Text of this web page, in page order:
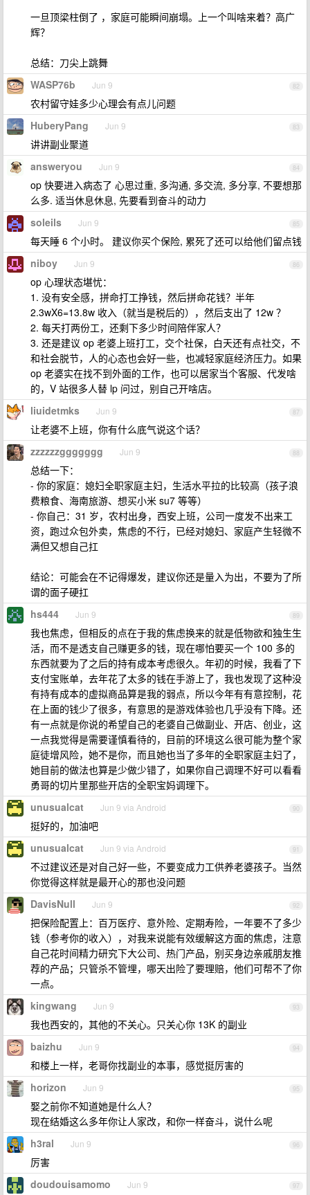
一旦顶梁柱倒了 ，家庭可能瞬间崩塌。上一个叫啥来着？高广
辉？
总结：刀尖上跳舞
82
WASP76b Jun 9
农村留守娃多少心理会有点儿问题
83
HuberyPang Jun 9
讲讲副业聚道
84
answeryou Jun 9
op 快要进入病态了 心思过重, 多沟通, 多交流, 多分享, 不要想那
么多. 适当休息休息, 先要看到奋斗的动力
85
soleils Jun 9
每天睡 6 个小时。 建议你买个保险, 累死了还可以给他们留点钱
86
niboy Jun 9
op 心理状态堪忧：
1. 没有安全感，拼命打工挣钱，然后拼命花钱？半年
2.3wX6=13.8w 收入（就当是税后的），然后支出了 12w ？
2. 每天打两份工，还剩下多少时间陪伴家人？
3. 还是建议 op 老婆上班打工，交个社保，白天还有点社交，不
和社会脱节，人的心态也会好一些，也减轻家庭经济压力。如果
op 老婆实在找不到外面的工作，也可以居家当个客服、代发啥
的，V 站很多人替 lp 问过，别自己开啥店。
87
liuidetmks Jun 9
让老婆不上班，你有什么底气说这个话？
88
zzzzzzggggggg Jun 9
总结一下：
- 你的家庭：媳妇全职家庭主妇，生活水平拉的比较高（孩子浪
费粮食、海南旅游、想买小米 su7 等等）
- 你自己：31 岁，农村出身，西安上班，公司一度发不出来工
资，跑过众包外卖，焦虑的不行，已经对媳妇、家庭产生轻微不
满但又想自己扛
结论：可能会在不记得爆发，建议你还是量入为出，不要为了所
谓的面子硬扛
89
hs444 Jun 9
我也焦虑，但相反的点在于我的焦虑换来的就是低物欲和独生生
活，而不是透支自己赚更多的钱，现在哪怕要买一个 100 多的
东西就要为了之后的持有成本考虑很久。年初的时候，我看了下
支付宝账单，去年花了太多的钱在手游上了，我也发现了这种没
有持有成本的虚拟商品算是我的弱点，所以今年有有意控制，花
在上面的钱少了很多，有意思的是游戏体验也几乎没有下降。还
有一点就是你说的希望自己的老婆自己做副业、开店、创业，这
一点我觉得是需要谨慎看待的，目前的环境这么很可能为整个家
庭徒增风险，她不是你，而且她也当了多年的全职家庭主妇了，
她目前的做法也算是少做少错了，如果你自己调理不好可以看看
勇哥的切片里那些开店的全职宝妈调理下。
90
unusualcat Jun 9 via Android
挺好的，加油吧
91
unusualcat Jun 9 via Android
不过建议还是对自己好一些，不要变成力工供养老婆孩子。当然
你觉得这样就是最开心的那也没问题
92
DavisNull Jun 9
把保险配置上：百万医疗、意外险、定期寿险，一年要不了多少
钱（参考你的收入），对我来说能有效缓解这方面的焦虑，注意
自己花时间精力研究下大公司、热门产品，别买身边亲戚朋友推
荐的产品；只管杀不管埋，哪天出险了要理赔，他们可帮不了你
一点。
93
kingwang Jun 9
我也西安的，其他的不关心。只关心你 13K 的副业
94
baizhu Jun 9
和楼上一样，老哥你找副业的本事，感觉挺厉害的
95
horizon Jun 9
娶之前你不知道她是什么人？
现在结婚这么多年你让人家改，和你一样奋斗，说什么呢
96
h3ral Jun 9
厉害
97
doudouisamomo Jun 9